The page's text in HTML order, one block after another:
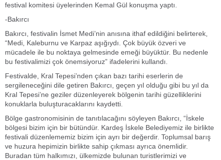
festival komitesi üyelerinden Kemal Gül konuşma yaptı.
-Bakırcı
Bakırcı, festivalin İsmet Medi’nin anısına ithaf edildiğini belirterek,
“Medi, Kaleburnu ve Karpaz aşığıydı. Çok büyük özveri ve
mücadele ile bu noktaya gelmesinde emeği büyüktür. Bu nedenle
bu festivalimizi çok önemsiyoruz” ifadelerini kullandı.
Festivalde, Kral Tepesi’nden çıkan bazı tarihi eserlerin de
sergileneceğini dile getiren Bakırcı, geçen yıl olduğu gibi bu yıl da
Kral Tepesi’ne geziler düzenleyerek bölgenin tarihi güzelliklerini
konuklarla buluşturacaklarını kaydetti.
Bölge gastronomisinin de tanıtılacağını söyleyen Bakırcı, “İskele
bölgesi bizim için bir bütündür. Kardeş İskele Belediyemiz ile birlikte
festivali düzenlememiz bizim için ayrı bir değerdir. Toplumsal barış
ve huzura hepimizin birlikte sahip çıkması ayrıca önemlidir.
Buradan tüm halkımızı, ülkemizde bulunan turistlerimizi ve